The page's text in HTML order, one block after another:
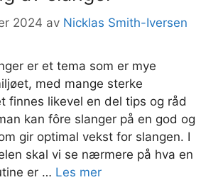
2024 av Nicklas Smith-Iversen
er et tema som er mye
med mange sterke
finnes likevel en del tips og råd
kan fôre slanger på en god og
gir optimal vekst for slangen. I
skal vi se nærmere på hva en
er … Les mer